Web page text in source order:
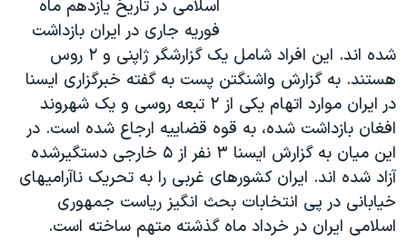
اسلامی در تاريخ يازدهم ماه
فوريه جاری در ايران بازداشت
شده اند. اين افراد شامل يک گزارشگر ژاپنی و ۲ روس
هستند. به گزارش واشنگتن پست به گفته خبرگزاری ايسنا
در ايران موارد اتهام يکی از ۲ تبعه روسی و يک شهروند
افغان بازداشت شده، به قوه قضاييه ارجاع شده است. در
اين ميان به گزارش ايسنا ۳ نفر از ۵ خارجی دستگيرشده
آزاد شده اند. ايران کشورهای غربی را به تحريک ناآراميهای
خيابانی در پی انتخابات بحث انگيز رياست جمهوری
اسلامی ايران در خرداد ماه گذشته متهم ساخته است.